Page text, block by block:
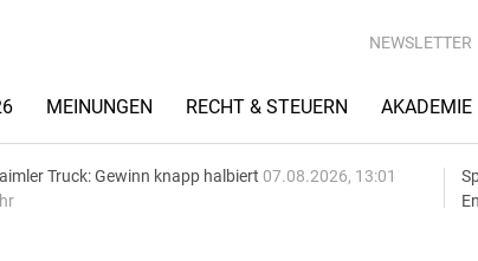
NEWSLETTER
MEINUNGEN RECHT & STEUERN AKADEMIE
Truck: Gewinn knapp halbiert 07.08.2026, 13:01